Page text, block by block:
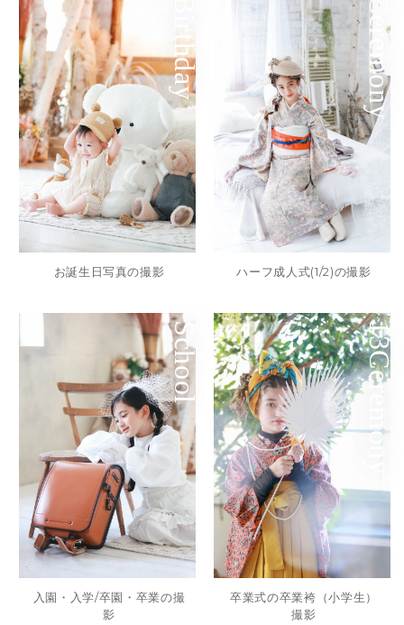
Birthday
お誕生日写真の撮影
Ceremony
ハーフ成人式(1/2)の撮影
School
入園・入学/卒園・卒業の撮
影
13Ceremony
卒業式の卒業袴（小学生）
撮影